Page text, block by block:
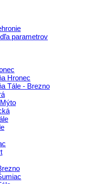
parametrov
Hronec
Tále - Brezno